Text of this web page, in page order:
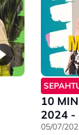
10
2024 -
05/07/